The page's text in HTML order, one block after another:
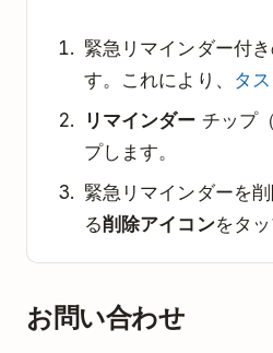
緊急リマインダー付
す。これにより、
タ
リマインダー チップ
プします。
緊急リマインダーを
る削除アイコンをタッ
お問い合わせ